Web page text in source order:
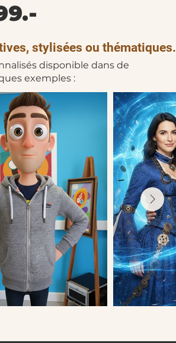
stylisées ou thématiques.
disponible dans de
exemples :